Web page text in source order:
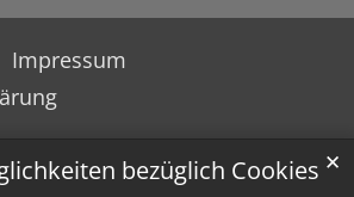
bezüglich Cookies ✕
Impressum